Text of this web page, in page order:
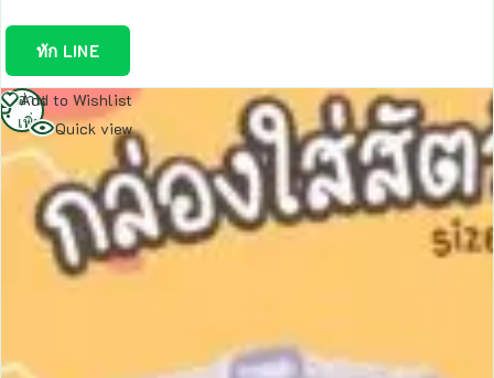
ทัก LINE
Add to Wishlist
Quick view
อ่าน
เพิ่ม